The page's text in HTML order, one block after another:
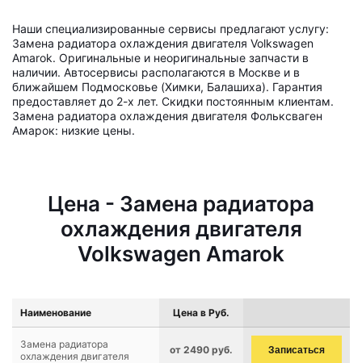
Наши специализированные сервисы предлагают услугу:
Замена радиатора охлаждения двигателя Volkswagen
Amarok. Оригинальные и неоригинальные запчасти в
наличии. Автосервисы располагаются в Москве и в
ближайшем Подмосковье (Химки, Балашиха). Гарантия
предоставляет до 2-х лет. Скидки постоянным клиентам.
Замена радиатора охлаждения двигателя Фольксваген
Амарок: низкие цены.
Цена - Замена радиатора
охлаждения двигателя
Volkswagen Amarok
Наименование Цена в Руб.
Замена радиатора
охлаждения двигателя
от 2490 руб. Записаться